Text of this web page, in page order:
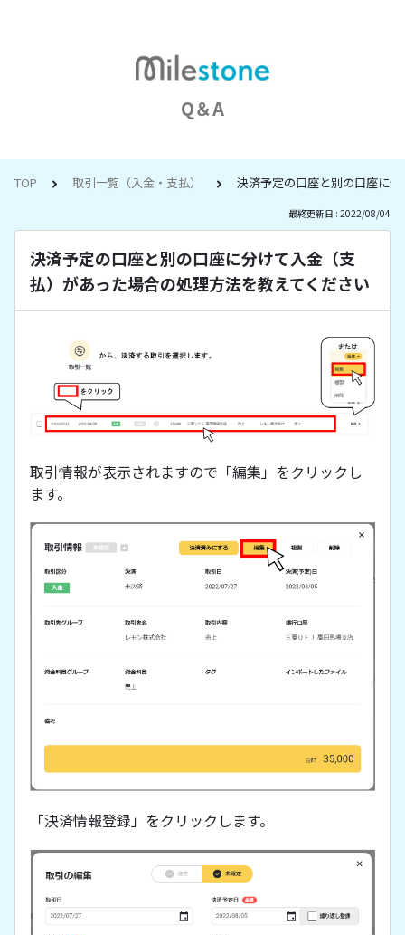
Q＆A
TOP 取引一覧（入金・支払） 決済予定の口座と別の口座に
最終更新日 : 2022/08/04
決済予定の口座と別の口座に分けて入金（支
払）があった場合の処理方法を教えてください
取引情報が表示されますので「編集」をクリックし
ます。
「決済情報登録」をクリックします。